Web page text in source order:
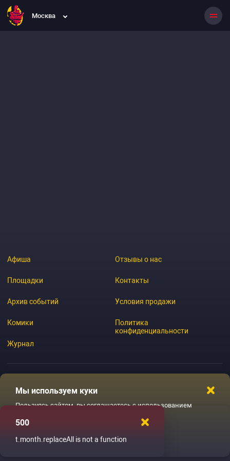
Москва
Афиша
Площадки
Архив событий
Комики
Журнал
Отзывы о нас
Контакты
Условия продажи
Политика
конфиденциальности
Мы используем куки
Пользуясь сайтом, вы соглашаетесь с использованием
Ладненько
500
t.month.replaceAll is not a function